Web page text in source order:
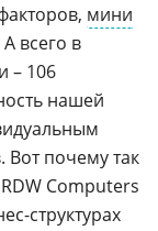
мини
всего в
– 106
нашей
Вот почему так
Computers
структурах